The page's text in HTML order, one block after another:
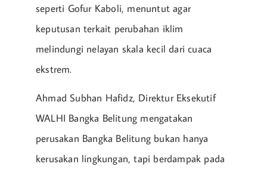
seperti Gofur Kaboli, menuntut agar
keputusan terkait perubahan iklim
melindungi nelayan skala kecil dari cuaca
ekstrem.
Ahmad Subhan Hafidz, Direktur Eksekutif
WALHI Bangka Belitung mengatakan
perusakan Bangka Belitung bukan hanya
kerusakan lingkungan, tapi berdampak pada